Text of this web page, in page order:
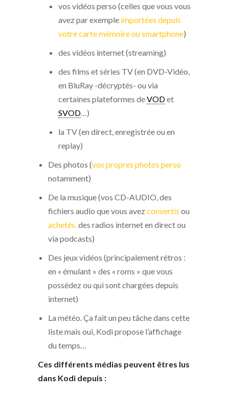
vos vidéos perso (celles que vous vous
avez par exemple importées depuis
votre carte mémoire ou smartphone)
des vidéos internet (streaming)
des films et séries TV (en DVD-Vidéo,
en BluRay -décryptés- ou via
certaines plateformes deVODet
SVOD …)
la TV (en direct, enregistrée ou en
replay)
Des photos (vos propres photos perso
notamment)
De la musique (vos CD-AUDIO, des
fichiers audio que vous avezconvertis ou
achetés, des radios internet en direct ou
via podcasts)
Des jeux vidéos (principalement rétros :
en « émulant » des « roms » que vous
possédez ou qui sont chargées depuis
internet)
La météo. Ça fait un peu tâche dans cette
liste mais oui, Kodi propose l’affichage
du temps…
Ces différents médias peuvent êtres lus
dans Kodi depuis :